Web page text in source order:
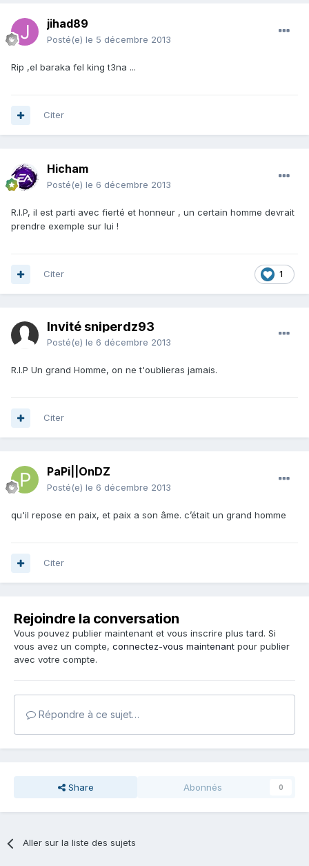
jihad89
Posté(e) le 5 décembre 2013
Rip ,el baraka fel king t3na ...
Citer
Hicham
Posté(e) le 6 décembre 2013
R.I.P, il est parti avec fierté et honneur , un certain homme devrait
prendre exemple sur lui !
1
Citer
Invité sniperdz93
Posté(e) le 6 décembre 2013
R.I.P Un grand Homme, on ne t'oublieras jamais.
Citer
PaPi||OnDZ
Posté(e) le 6 décembre 2013
qu'il repose en paix, et paix a son âme. c’était un grand homme
Citer
Rejoindre la conversation
Vous pouvez publier maintenant et vous inscrire plus tard. Si
vous avez un compte, connectez-vous maintenant pour publier
avec votre compte.
Répondre à ce sujet…
Share Abonnés 0
Aller sur la liste des sujets